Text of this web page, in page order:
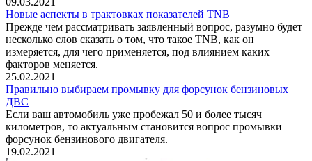
Новые аспекты в трактовках показателей TNB
Прежде чем рассматривать заявленный вопрос, разумно будет
несколько слов сказать о том, что такое TNB, как он
измеряется, для чего применяется, под влиянием каких
факторов меняется.
25.02.2021
Правильно выбираем промывку для форсунок бензиновых
ДВС
Если ваш автомобиль уже пробежал 50 и более тысяч
километров, то актуальным становится вопрос промывки
форсунок бензинового двигателя.
19.02.2021